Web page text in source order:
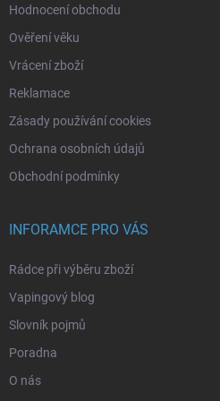
Hodnocení obchodu
Ověření věku
Vrácení zboží
Reklamace
Zásady používání cookies
Ochrana osobních údajů
Obchodní podmínky
INFORAMCE PRO VÁS
Rádce při výběru zboží
Vapingový blog
Slovník pojmů
Poradna
O nás